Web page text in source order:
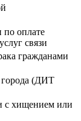
по оплате
связи
гражданами
города (ДИТ
с хищением или